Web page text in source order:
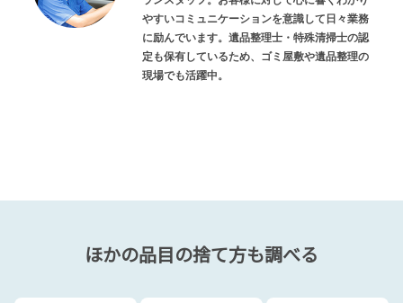
やすいコミュニケーションを意識して日々業務
に励んでいます。遺品整理士・特殊清掃士の認
定も保有しているため、ゴミ屋敷や遺品整理の
現場でも活躍中。
ほかの品目の捨て方も調べる